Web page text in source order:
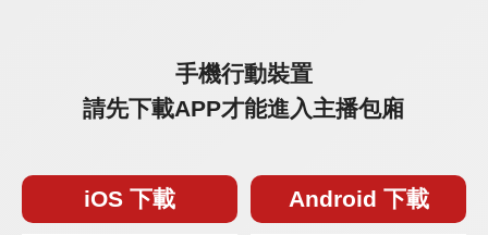
手機行動裝置
請先下載APP才能進入主播包廂
iOS 下載 Android 下載